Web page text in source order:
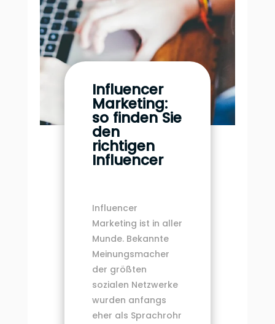
Influencer
Marketing:
so finden Sie
den
richtigen
Influencer
Influencer
Marketing ist in aller
Munde. Bekannte
Meinungsmacher
der größten
sozialen Netzwerke
wurden anfangs
eher als Sprachrohr